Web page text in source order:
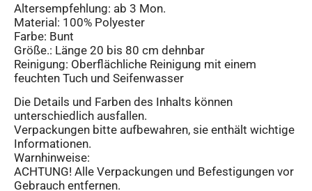
Altersempfehlung: ab 3 Mon.
Material: 100% Polyester
Farbe: Bunt
Größe.: Länge 20 bis 80 cm dehnbar
Reinigung: Oberflächliche Reinigung mit einem
feuchten Tuch und Seifenwasser
Die Details und Farben des Inhalts können
unterschiedlich ausfallen.
Verpackungen bitte aufbewahren, sie enthält wichtige
Informationen.
Warnhinweise:
ACHTUNG! Alle Verpackungen und Befestigungen vor
Gebrauch entfernen.